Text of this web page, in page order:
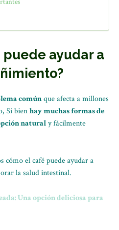
puede ayudar a
comúnque afecta a millones
Si bienhay muchas formas de
naturaly fácilmente
cómo el café puede ayudar a
la salud intestinal.
Una opción deliciosa para